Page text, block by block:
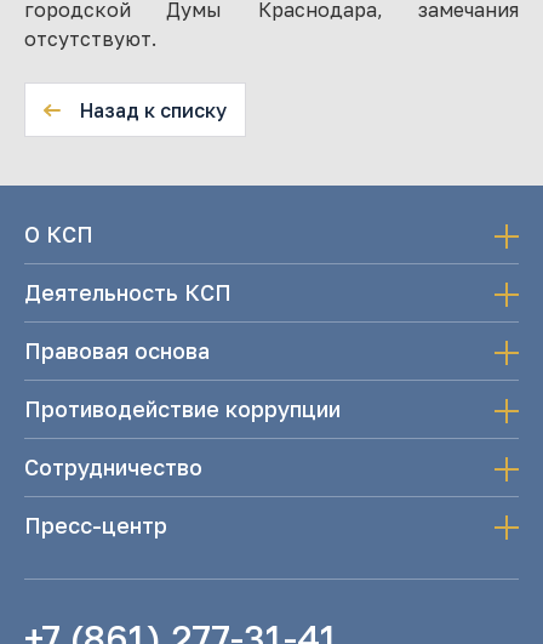
городской Думы Краснодара, замечания
отсутствуют.
Назад к списку
О КСП
Деятельность КСП
Правовая основа
Противодействие коррупции
Сотрудничество
Пресс-центр